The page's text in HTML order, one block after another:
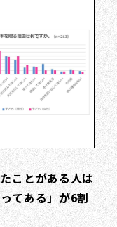
ことがある人は
てある」が6割